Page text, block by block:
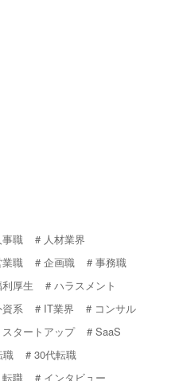
事職
人材業界
職 企画職
事務職
厚生
ハラスメント
系 IT業界
コンサル
タートアップ
SaaS
職
30代転職
転職
インタビュー